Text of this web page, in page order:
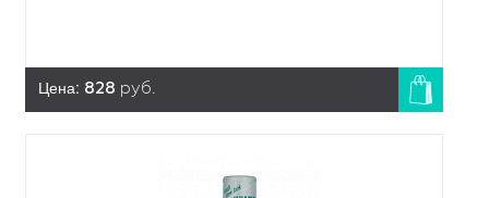
Цена: 828 руб.